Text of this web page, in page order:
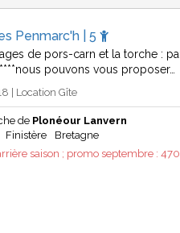
Penmarc'h | 5
de pors-carn et la torche :
pouvons vous proposer…
| Location Gîte
de Plonéour Lanvern
Finistère
Bretagne
saison ; promo septembre :